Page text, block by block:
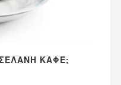
ΚΑΦΈ;